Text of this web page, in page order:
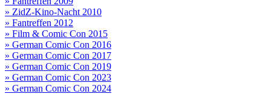
» ZidZ-Kino-Nacht 2010
» Fantreffen 2012
» Film & Comic Con 2015
» German Comic Con 2016
» German Comic Con 2017
» German Comic Con 2019
» German Comic Con 2023
» German Comic Con 2024